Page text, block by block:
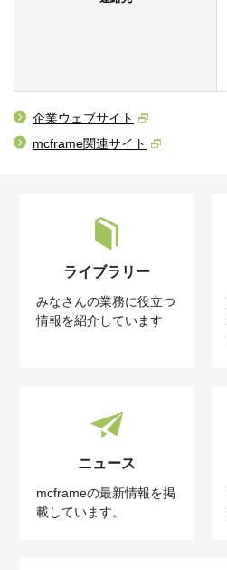
企業ウェブサイト
mcframe関連サイト
ライブラリー
みなさんの業務に役立つ
情報を紹介しています
ニュース
mcframeの最新情報を掲
載しています。